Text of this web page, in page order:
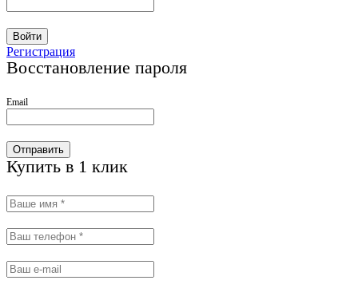
Войти
Регистрация
Восстановление пароля
Email
Отправить
Купить в 1 клик